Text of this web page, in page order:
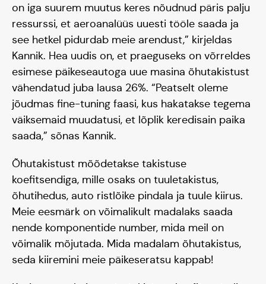
Blogi
on iga suurem muutus keres nõudnud päris palju
ressurssi, et aeroanalüüs uuesti tööle saada ja
see hetkel pidurdab meie arendust,” kirjeldas
Kannik. Hea uudis on, et praeguseks on võrreldes
esimese päikeseautoga uue masina õhutakistust
vähendatud juba lausa 26%. “Peatselt oleme
jõudmas fine-tuning faasi, kus hakatakse tegema
väiksemaid muudatusi, et lõplik keredisain paika
saada,” sõnas Kannik.
Õhutakistust mõõdetakse takistuse
koefitsendiga, mille osaks on tuuletakistus,
õhutihedus, auto ristlõike pindala ja tuule kiirus.
Meie eesmärk on võimalikult madalaks saada
nende komponentide number, mida meil on
võimalik mõjutada. Mida madalam õhutakistus,
seda kiiremini meie päikeseratsu kappab!